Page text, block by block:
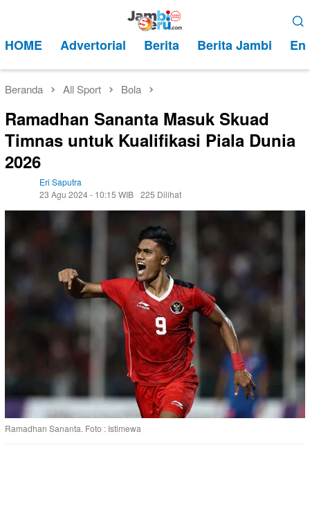
kontenMobile
HOME Advertorial Berita Berita Jambi
Beranda All Sport Bola
Ramadhan Sananta Masuk Skuad
Timnas untuk Kualifikasi Piala Dunia
2026
Eri Saputra
23 Agu 2024 - 10:15 WIB 225 Dilihat
Ramadhan Sananta. Foto : Istimewa